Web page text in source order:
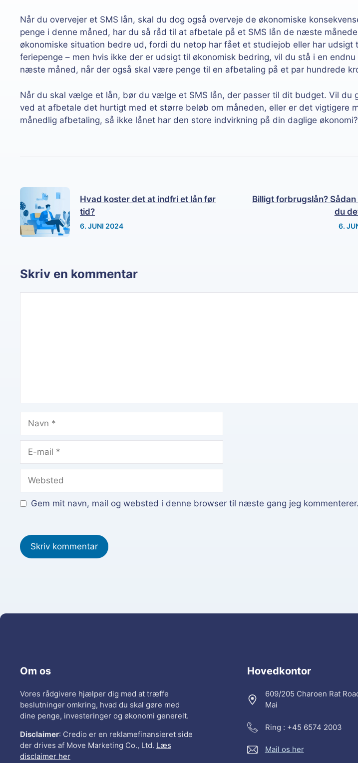
Når du overvejer et SMS lån, skal du dog også overveje de økonomiske
penge i denne måned, har du så råd til at afbetale på et SMS lån de næste
økonomiske situation bedre ud, fordi du netop har fået et studiejob eller har udsigt
feriepenge – men hvis ikke der er udsigt til økonomisk bedring, vil du stå i en
næste måned, når der også skal være penge til en afbetaling på et par hundrede
Når du skal vælge et lån, bør du vælge et SMS lån, der passer til dit budget. Vil du
ved at afbetale det hurtigt med et større beløb om måneden, eller er det vigtigere
månedlig afbetaling, så ikke lånet har den store indvirkning på din daglige økonomi?
Hvad koster det at indfri et lån før
tid?
6. JUNI 2024
Billigt forbrugslån?
du
6.
Skriv en kommentar
mail
Gem mit navn, mail og websted i denne browser til næste gang jeg kommenterer.
Om os
Vores rådgivere hjælper dig med at træffe
beslutninger omkring, hvad du skal gøre med
dine penge, investeringer og økonomi generelt.
Disclaimer: Credio er en reklamefinansieret side
der drives af Move Marketing Co., Ltd. Læs
disclaimer her
Hovedkontor
609/205 Charoen Rat
Mai
Ring : +45 6574 2003
Mail os her